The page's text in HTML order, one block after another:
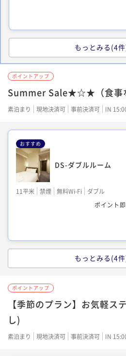
SS-セミダブル
10平米 禁煙 無料Wi-Fi
ダブル
ポイント
ツイン
14平米 禁煙 無料Wi-Fi
ツイン
もっとみる(4
ポイントアップ
Summer Sale★☆★（食事
素泊まり 現地決済可 事前決済可 IN
おすすめ
DS-ダブルルーム
11平米 禁煙 無料Wi-Fi
ダブル
ポイント
10平米 禁煙 無料Wi-Fi
ダブル
もっとみる(4
ポイントアップ
【季節のプラン】お気軽
し)
素泊まり 現地決済可 事前決済可 IN